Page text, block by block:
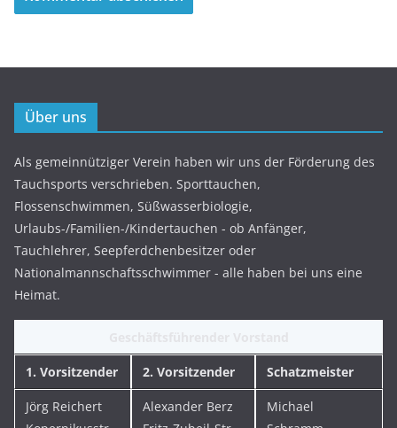
Über uns
Als gemeinnütziger Verein haben wir uns der Förderung des
Tauchsports verschrieben. Sporttauchen,
Flossenschwimmen, Süßwasserbiologie,
Urlaubs-/Familien-/Kindertauchen - ob Anfänger,
Tauchlehrer, Seepferdchenbesitzer oder
Nationalmannschaftsschwimmer - alle haben bei uns eine
Heimat.
1. Vorsitzender 2. Vorsitzender Schatzmeister
Jörg Reichert
Alexander Berz
Michael